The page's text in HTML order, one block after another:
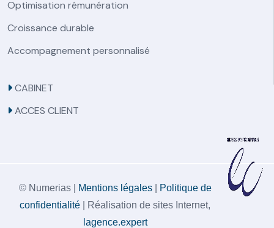
Optimisation rémunération
Croissance durable
Accompagnement personnalisé
CABINET
ACCES CLIENT
© Numerias | Mentions légales|
Politique de
confidentialité | Réalisation de sites Internet,
lagence.expert